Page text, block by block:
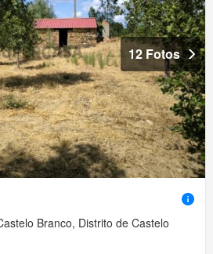
12 Fotos
Branco, Distrito de Castelo